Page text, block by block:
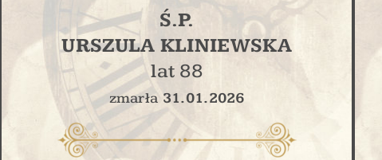
Ś.P.
URSZULA KLINIEWSKA
lat 88
zmarła 31.01.2026